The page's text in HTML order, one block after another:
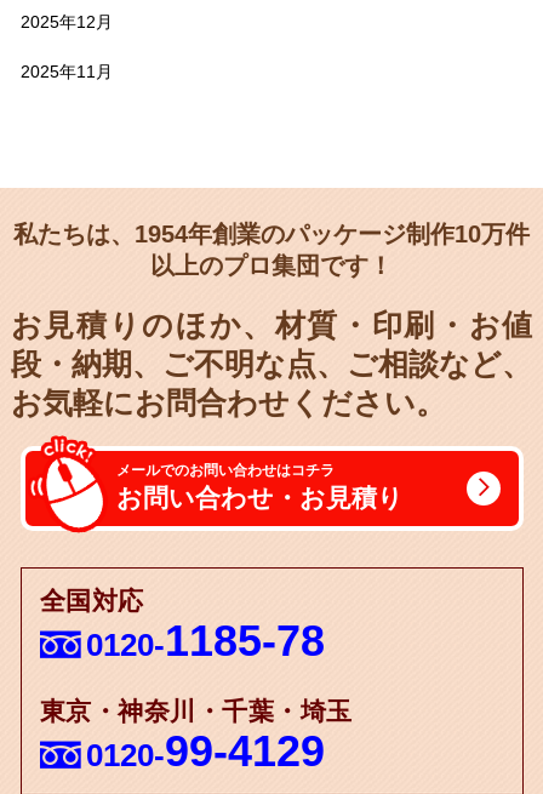
2025年12月
2025年11月
私たちは、1954年創業のパッケージ制作10万件
以上のプロ集団です！
お見積りのほか、材質・印刷・お値
段・納期、
ご不明な点、ご相談など、
お気軽にお問合わせください。
メールでのお問い合わせはコチラ
お問い合わせ・お見積り
全国対応
0120-1185-78
東京・神奈川・千葉・埼玉
0120-99-4129